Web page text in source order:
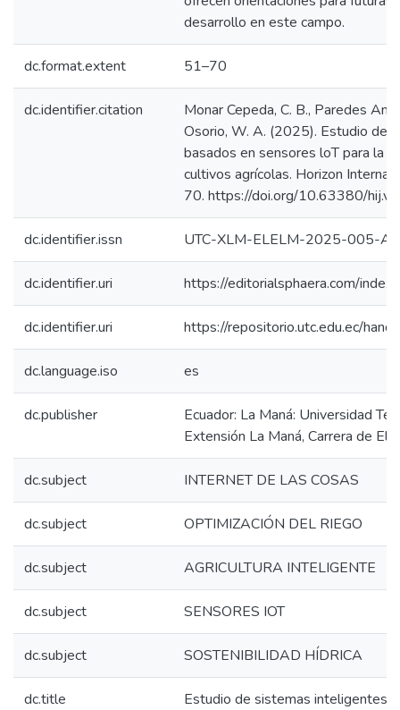
desarrollo en este campo.
dc.format.extent 51–70
dc.identifier.citation
Monar Cepeda, C. B., Paredes
Osorio, W. A. (2025). Estudio de
basados en sensores loT para la
cultivos agrícolas. Horizon
70. https://doi.org/10.63380/
dc.identifier.issn UTC-XLM-ELELM-2025-005-
dc.identifier.uri https://editorialsphaera.com/
dc.identifier.uri https://repositorio.utc.edu.ec/
dc.language.iso es
dc.publisher
Ecuador: La Maná: Universidad
Extensión La Maná, Carrera de
dc.subject INTERNET DE LAS COSAS
dc.subject OPTIMIZACIÓN DEL RIEGO
dc.subject AGRICULTURA INTELIGENTE
dc.subject SENSORES IOT
dc.subject SOSTENIBILIDAD HÍDRICA
dc.title
Estudio de sistemas inteligentes